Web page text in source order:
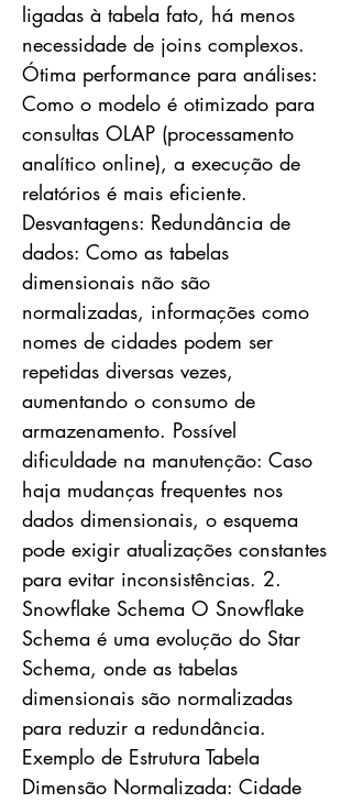
ligadas à tabela fato, há menos
necessidade de joins complexos.
Ótima performance para análises:
Como o modelo é otimizado para
consultas OLAP (processamento
analítico online), a execução de
relatórios é mais eficiente.
Desvantagens: Redundância de
dados: Como as tabelas
dimensionais não são
normalizadas, informações como
nomes de cidades podem ser
repetidas diversas vezes,
aumentando o consumo de
armazenamento. Possível
dificuldade na manutenção: Caso
haja mudanças frequentes nos
dados dimensionais, o esquema
pode exigir atualizações constantes
para evitar inconsistências. 2.
Snowflake Schema O Snowflake
Schema é uma evolução do Star
Schema, onde as tabelas
dimensionais são normalizadas
para reduzir a redundância.
Exemplo de Estrutura Tabela
Dimensão Normalizada: Cidade